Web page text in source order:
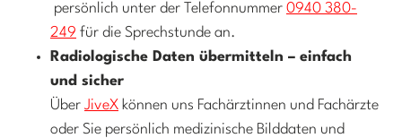
persönlich unter der Telefonnummer 0940 380-
249 für die Sprechstunde an.
Radiologische Daten übermitteln – einfach
und sicher
Über JiveX können uns Fachärztinnen und Fachärzte
oder Sie persönlich medizinische Bilddaten und